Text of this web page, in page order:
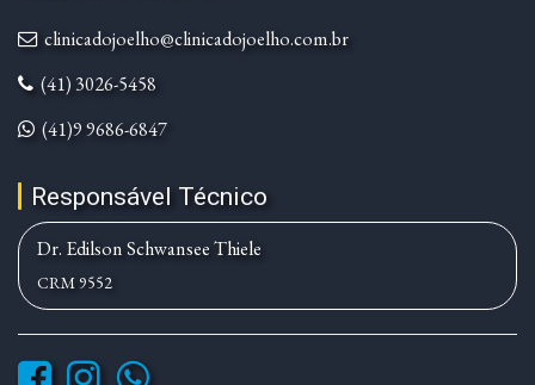
clinicadojoelho@clinicadojoelho.com.br
(41) 3026-5458
(41)9 9686-6847
Responsável Técnico
Dr. Edilson Schwansee Thiele
CRM 9552